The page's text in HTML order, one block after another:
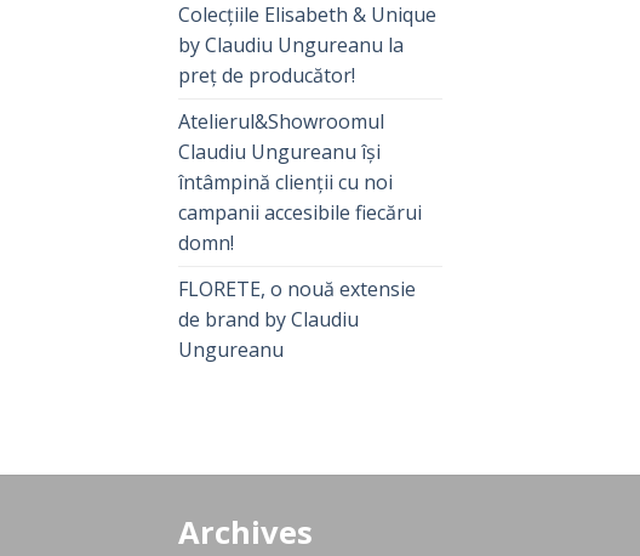
Colecțiile Elisabeth & Unique
by Claudiu Ungureanu la
preț de producător!
Atelierul&Showroomul
Claudiu Ungureanu își
întâmpină clienții cu noi
campanii accesibile fiecărui
domn!
FLORETE, o nouă extensie
de brand by Claudiu
Ungureanu
Archives